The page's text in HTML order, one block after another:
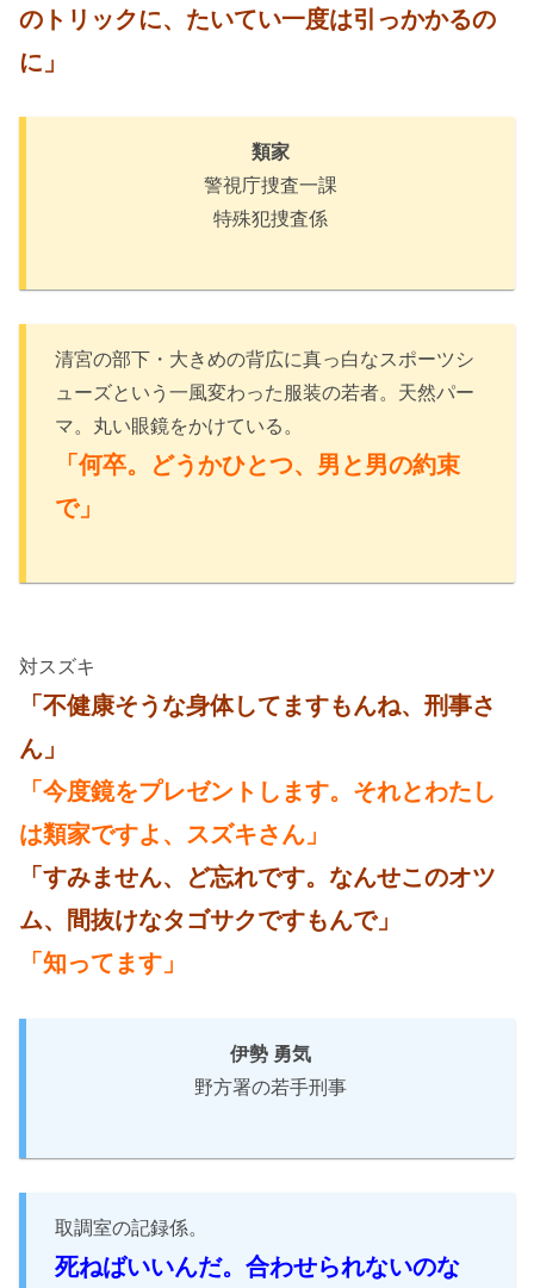
のトリックに、たいてい一度は引っかかるの
に」
類家
警視庁捜査一課
特殊犯捜査係
清宮の部下・大きめの背広に真っ白なスポーツシ
ューズという一風変わった服装の若者。天然パー
マ。丸い眼鏡をかけている。
「何卒。どうかひとつ、男と男の約束
で」
対スズキ
「不健康そうな身体してますもんね、刑事さ
ん」
「今度鏡をプレゼントします。それとわたし
は類家ですよ、スズキさん」
「すみません、ど忘れです。なんせこのオツ
ム、間抜けなタゴサクですもんで」
「知ってます」
伊勢 勇気
野方署の若手刑事
取調室の記録係。
死ねばいいんだ。合わせられないのな